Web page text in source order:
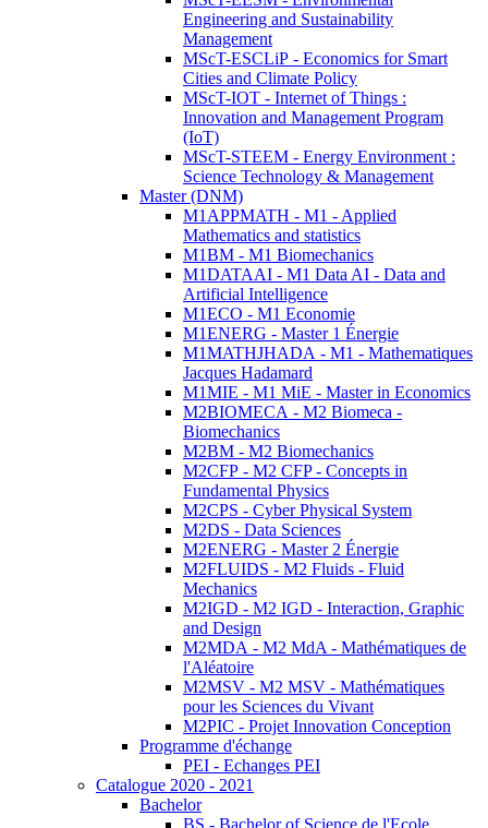
Engineering and Sustainability
Management
MScT-ESCLiP - Economics for Smart
Cities and Climate Policy
MScT-IOT - Internet of Things :
Innovation and Management Program
(IoT)
MScT-STEEM - Energy Environment :
Science Technology & Management
Master (DNM)
M1APPMATH - M1 - Applied
Mathematics and statistics
M1BM - M1 Biomechanics
M1DATAAI - M1 Data AI - Data and
Artificial Intelligence
M1ECO - M1 Economie
M1ENERG - Master 1 Énergie
M1MATHJHADA - M1 - Mathematiques
Jacques Hadamard
M1MIE - M1 MiE - Master in Economics
M2BIOMECA - M2 Biomeca -
Biomechanics
M2BM - M2 Biomechanics
M2CFP - M2 CFP - Concepts in
Fundamental Physics
M2CPS - Cyber Physical System
M2DS - Data Sciences
M2ENERG - Master 2 Énergie
M2FLUIDS - M2 Fluids - Fluid
Mechanics
M2IGD - M2 IGD - Interaction, Graphic
and Design
M2MDA - M2 MdA - Mathématiques de
l'Aléatoire
M2MSV - M2 MSV - Mathématiques
pour les Sciences du Vivant
M2PIC - Projet Innovation Conception
Programme d'échange
PEI - Echanges PEI
Catalogue 2020 - 2021
Bachelor
BS - Bachelor of Science de l'Ecole